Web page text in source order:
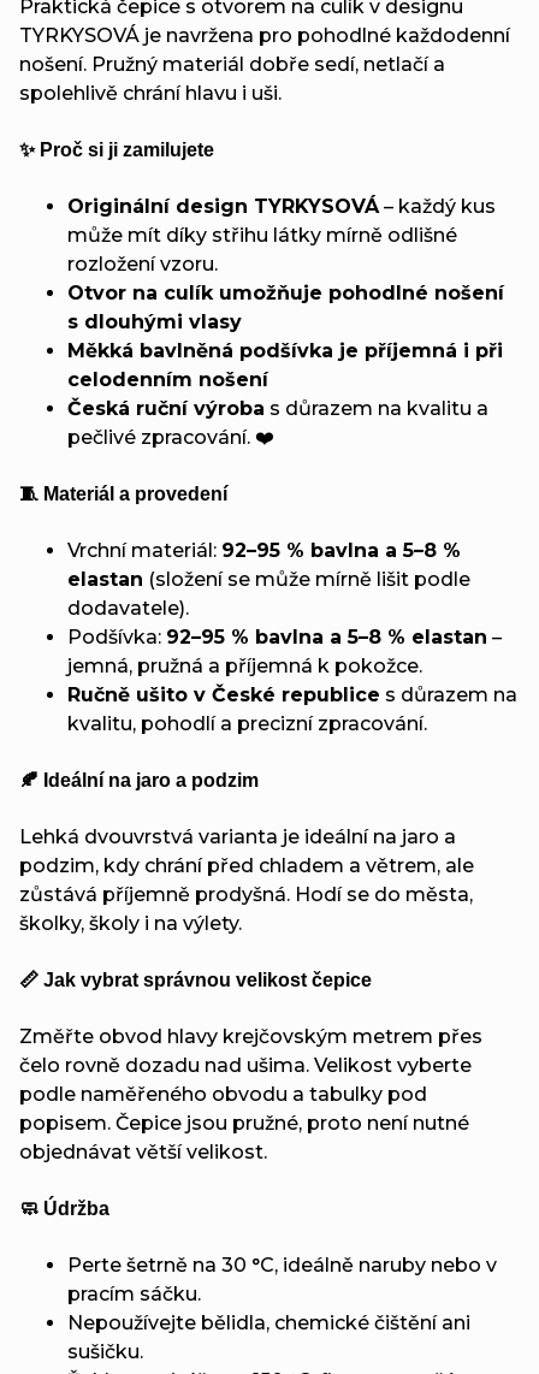
Praktická čepice s otvorem na culík v designu
TYRKYSOVÁ je navržena pro pohodlné každodenní
nošení. Pružný materiál dobře sedí, netlačí a
spolehlivě chrání hlavu i uši.
✨ Proč si ji zamilujete
Originální design TYRKYSOVÁ – každý kus
může mít díky střihu látky mírně odlišné
rozložení vzoru.
Otvor na culík umožňuje pohodlné nošení
s dlouhými vlasy
Měkká bavlněná podšívka je příjemná i při
celodenním nošení
Česká ruční výroba s důrazem na kvalitu a
pečlivé zpracování. ❤️
🧵 Materiál a provedení
Vrchní materiál: 92–95 % bavlna a 5–8 %
elastan (složení se může mírně lišit podle
dodavatele).
Podšívka: 92–95 % bavlna a 5–8 % elastan –
jemná, pružná a příjemná k pokožce.
Ručně ušito v České republice s důrazem na
kvalitu, pohodlí a precizní zpracování.
🍂 Ideální na jaro a podzim
Lehká dvouvrstvá varianta je ideální na jaro a
podzim, kdy chrání před chladem a větrem, ale
zůstává příjemně prodyšná. Hodí se do města,
školky, školy i na výlety.
📏 Jak vybrat správnou velikost čepice
Změřte obvod hlavy krejčovským metrem přes
čelo rovně dozadu nad ušima. Velikost vyberte
podle naměřeného obvodu a tabulky pod
popisem. Čepice jsou pružné, proto není nutné
objednávat větší velikost.
🧼 Údržba
Perte šetrně na 30 °C, ideálně naruby nebo v
pracím sáčku.
Nepoužívejte bělidla, chemické čištění ani
sušičku.